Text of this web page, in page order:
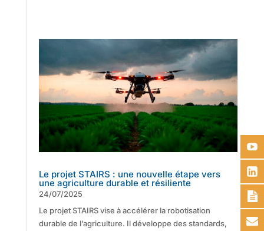
Le projet STAIRS : une nouvelle étape vers
une agriculture durable et résiliente
24/07/2025
Le projet STAIRS vise à accélérer la robotisation
durable de l’agriculture. Il développe des standards,